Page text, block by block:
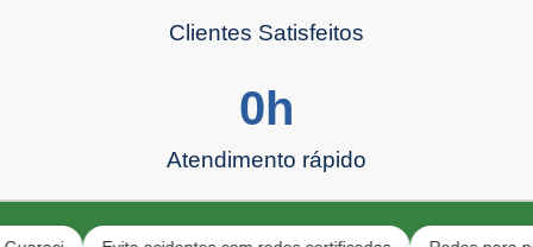
Clientes Satisfeitos
Atendimento rápido
0 h